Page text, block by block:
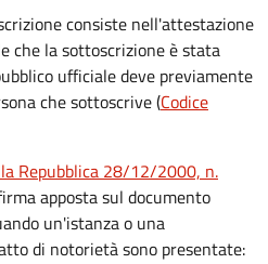
consiste nell'attestazione
che la sottoscrizione è stata
ufficiale deve previamente
che sottoscrive (Codice
Repubblica 28/12/2000, n.
apposta sul documento
un'istanza o una
di notorietà sono presentate: